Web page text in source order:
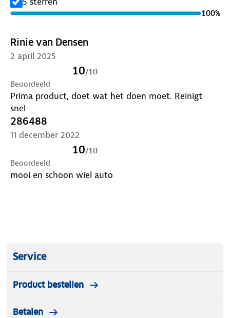
minuten inwerken en spoel daarna af met een
Tip: gebruik Alu-Teufel tijdens de wekelijkse
wasbeurt van je auto voor het beste resultaat!
100%
Rinie van Densen
2 april 2025
10/10
Beoordeeld
Prima product, doet wat het doen moet. Reinigt
snel
286488
11 december 2022
10/10
Beoordeeld
mooi en schoon wiel auto
Service
Product bestellen
Betalen